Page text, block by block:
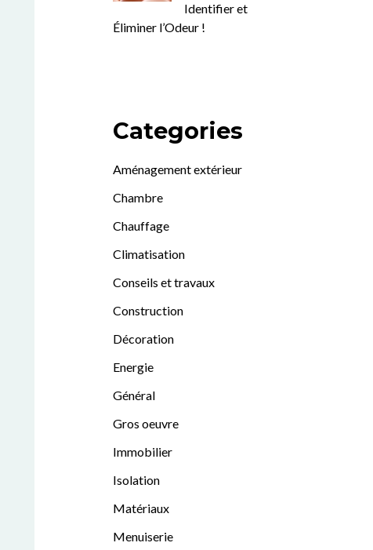
Identifier et
Éliminer l’Odeur !
Categories
Aménagement extérieur
Chambre
Chauffage
Climatisation
Conseils et travaux
Construction
Décoration
Energie
Général
Gros oeuvre
Immobilier
Isolation
Matériaux
Menuiserie